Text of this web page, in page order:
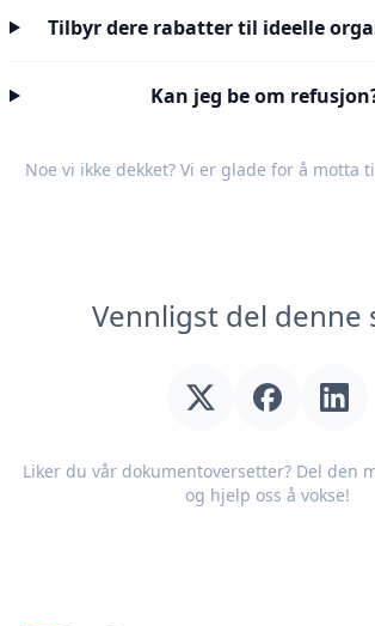
Tilbyr dere rabatter til ideelle
Kan jeg be om
Noe vi ikke dekket? Vi er glade for å motta
Vennligst del denne
Liker du vår dokumentoversetter? Del den
og hjelp oss å vokse!